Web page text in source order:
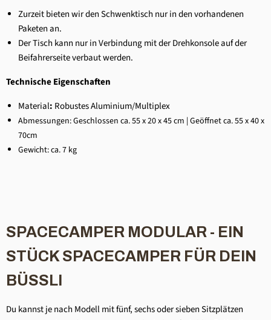
Zurzeit bieten wir den Schwenktisch nur in den vorhandenen
Paketen an.
Der Tisch kann nur in Verbindung mit der Drehkonsole auf der
Beifahrerseite verbaut werden.
Technische Eigenschaften
Material: Robustes Aluminium/Multiplex
Abmessungen:Geschlossen ca. 55 x 20 x 45 cm | Geöffnet ca. 55 x 40 x
70cm
Gewicht: ca. 7 kg
SPACECAMPER MODULAR - EIN
STÜCK SPACECAMPER FÜR DEIN
BÜSSLI
Du kannst je nach Modell mit fünf, sechs oder sieben Sitzplätzen